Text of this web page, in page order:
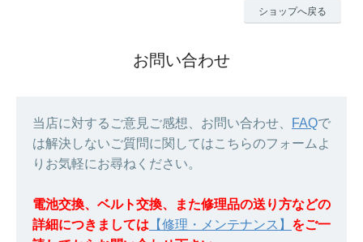
ショップへ戻る
お問い合わせ
当店に対するご意見ご感想、お問い合わせ、 FAQで
は解決しないご質問に関してはこちらのフォームよ
りお気軽にお尋ねください。
電池交換、ベルト交換、また修理品の送り方などの
詳細につきましては 【修理・メンテナンス】 をご一